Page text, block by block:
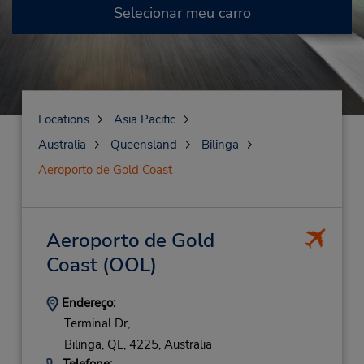
Selecionar meu carro
Locations
Asia Pacific
Australia
Queensland
Bilinga
Aeroporto de Gold Coast
Aeroporto de Gold
Coast(OOL)
Endereço:
Terminal Dr,
Bilinga, QL, 4225, Australia